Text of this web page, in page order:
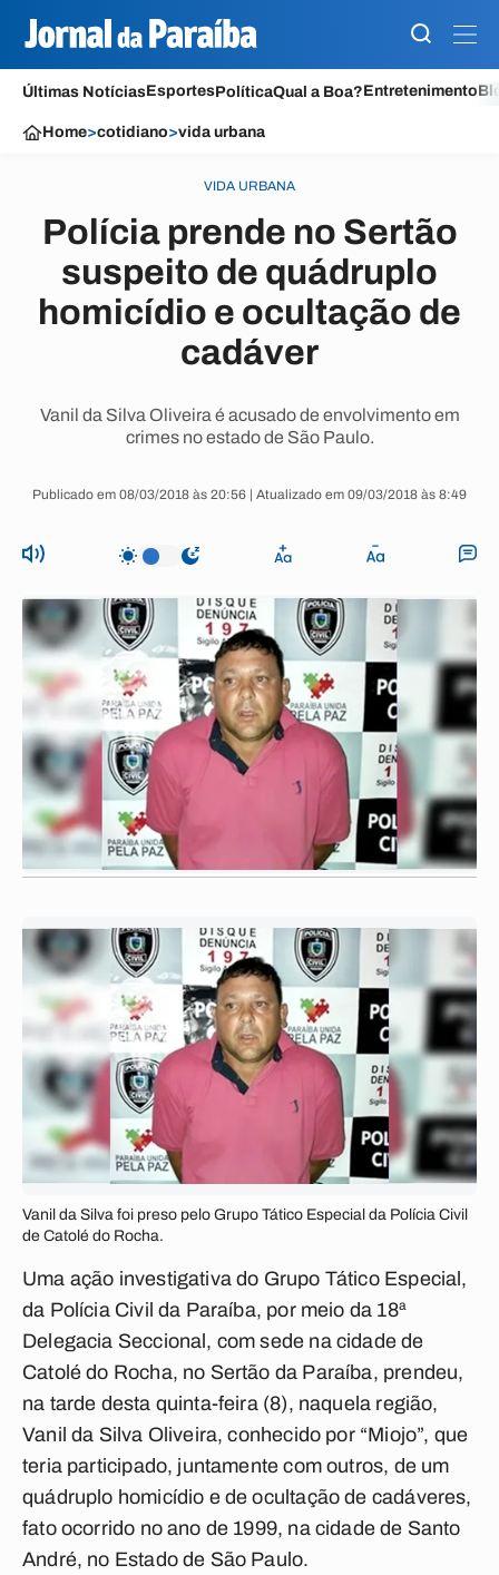
Últimas NotíciasEsportesPolíticaQual a Boa?Entretenimento
Home>cotidiano>vida urbana
VIDA URBANA
Polícia prende no Sertão
suspeito de quádruplo
homicídio e ocultação de
cadáver
Vanil da Silva Oliveira é acusado de envolvimento em
crimes no estado de São Paulo.
Publicado em 08/03/2018 às 20:56 | Atualizado em 09/03/2018 às 8:49
Vanil da Silva foi preso pelo Grupo Tático Especial da Polícia Civil
de Catolé do Rocha.
Uma ação investigativa do Grupo Tático Especial,
da Polícia Civil da Paraíba, por meio da 18ª
Delegacia Seccional, com sede na cidade de
Catolé do Rocha, no Sertão da Paraíba, prendeu,
na tarde desta quinta-feira (8), naquela região,
Vanil da Silva Oliveira, conhecido por “Miojo”, que
teria participado, juntamente com outros, de um
quádruplo homicídio e de ocultação de cadáveres,
fato ocorrido no ano de 1999, na cidade de Santo
André, no Estado de São Paulo.